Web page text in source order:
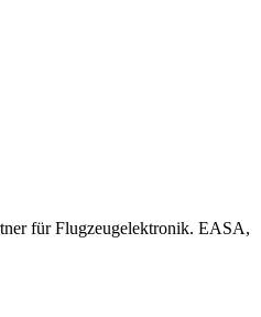
für Flugzeugelektronik. EASA,